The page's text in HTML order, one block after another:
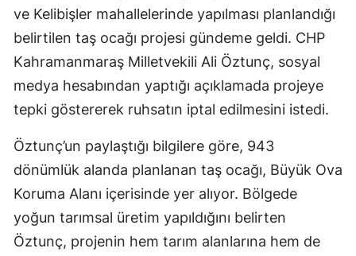
ve Kelibişler mahallelerinde yapılması planlandığı
belirtilen taş ocağı projesi gündeme geldi. CHP
Kahramanmaraş Milletvekili Ali Öztunç, sosyal
medya hesabından yaptığı açıklamada projeye
tepki göstererek ruhsatın iptal edilmesini istedi.
Öztunç’un paylaştığı bilgilere göre, 943
dönümlük alanda planlanan taş ocağı, Büyük Ova
Koruma Alanı içerisinde yer alıyor. Bölgede
yoğun tarımsal üretim yapıldığını belirten
Öztunç, projenin hem tarım alanlarına hem de